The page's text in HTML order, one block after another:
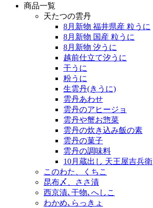
商品一覧
天たつの雲丹
8月新物 福井県産 粒うに
8月新物 国産 粒うに
8月新物 汐うに
越前仕立て汐うに
干うに
粉うに
生雲丹(きうに)
雲丹あわせ
雲丹のアヒージョ
雲丹や蟹お惣菜
雲丹の炊き込み飯の素
雲丹の菓子
雲丹の調味料
10月蔵出し 天王屋吉兵衛
このわた、くちこ
昆布〆、ささ漬
西京漬､干物､へしこ
わかめ､らっきょ